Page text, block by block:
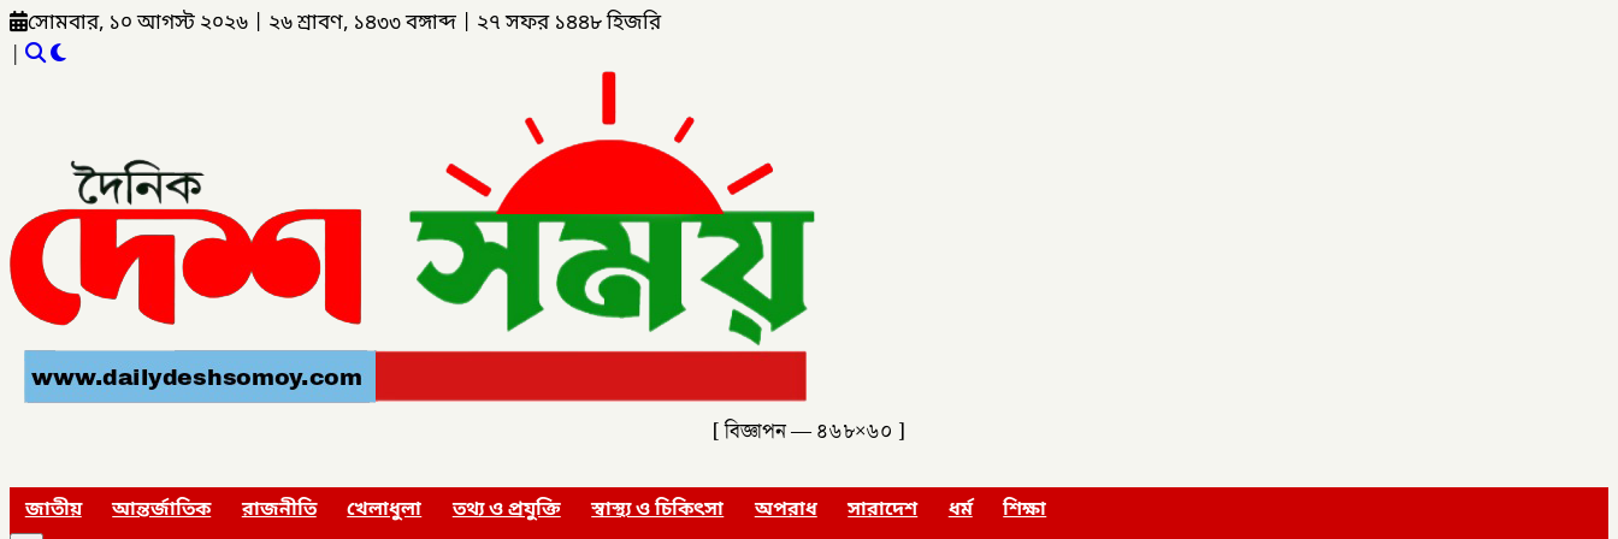
সোমবার, ১০ আগস্ট ২০২৬ ২৬ শ্রাবণ, ১৪৩৩ বঙ্গাব্দ ২৭ সফর ১৪৪৮ হিজরি
|
[ বিজ্ঞাপন — ৪৬৮×৬০ ]
জাতীয় আন্তর্জাতিক রাজনীতি খেলাধুলা তথ্য ও প্রযুক্তি স্বাস্থ্য ও চিকিৎসা অপরাধ সারাদেশ ধর্ম শিক্ষা